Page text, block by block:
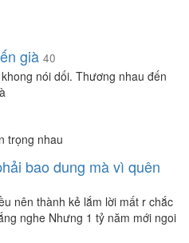
già 40
nói dối. Thương nhau đến
trọng nhau
bao dung mà vì quên
nên thành kẻ lắm lời mất r chắc
nghe Nhưng 1 tỷ năm mới ngoi